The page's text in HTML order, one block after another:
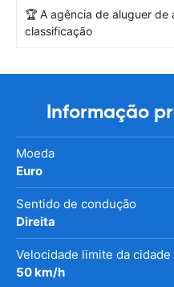
🏆 A agência de aluguer de
classificação
Informação
Moeda
Euro
Sentido de condução
Direita
Velocidade limite da cidade
50 km/h